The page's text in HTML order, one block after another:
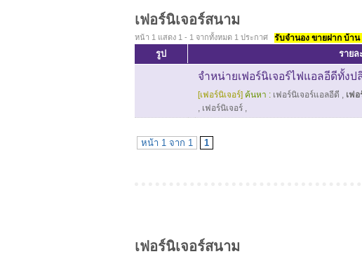
เฟอร์นิเจอร์สนาม
หน้า 1 แสดง 1 - 1 จากทั้งหมด 1 ประกาศ รับจำนอง ขายฝาก บ้าน
รูป รายล
จำหน่ายเฟอร์นิเจอร์ไฟแอลอีดีทั้งป
[เฟอร์นิเจอร์] ค้นหา : เฟอร์นิเจอร์แอลอีดี , เฟ
, เฟอร์นิเจอร์ ,
หน้า 1 จาก 1 1
เฟอร์นิเจอร์สนาม